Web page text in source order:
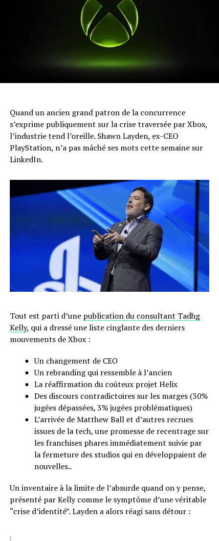
Quand un ancien grand patron de la concurrence
s’exprime publiquement sur la crise traversée par Xbox,
l’industrie tend l’oreille. Shawn Layden, ex-CEO
PlayStation, n’a pas mâché ses mots cette semaine sur
LinkedIn.
Tout est parti d’une publication du consultant Tadhg
Kelly, qui a dressé une liste cinglante des derniers
mouvements de Xbox :
Un changement de CEO
Un rebranding qui ressemble à l’ancien
La réaffirmation du coûteux projet Helix
Des discours contradictoires sur les marges (30%
jugées dépassées, 3% jugées problématiques)
L’arrivée de Matthew Ball et d’autres recrues
issues de la tech, une promesse de recentrage sur
les franchises phares immédiatement suivie par
la fermeture des studios qui en développaient de
nouvelles..
Un inventaire à la limite de l’absurde quand on y pense,
présenté par Kelly comme le symptôme d’une véritable
“crise d’identité”. Layden a alors réagi sans détour :